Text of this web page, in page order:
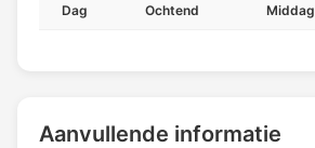
Dag Ochtend Middag
Aanvullende informatie